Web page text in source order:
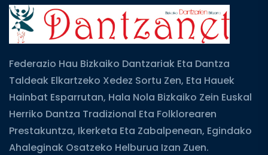
Federazio Hau Bizkaiko Dantzariak Eta Dantza
Taldeak Elkartzeko Xedez Sortu Zen, Eta Hauek
Hainbat Esparrutan, Hala Nola Bizkaiko Zein Euskal
Herriko Dantza Tradizional Eta Folklorearen
Prestakuntza, Ikerketa Eta Zabalpenean, Egindako
Ahaleginak Osatzeko Helburua Izan Zuen.